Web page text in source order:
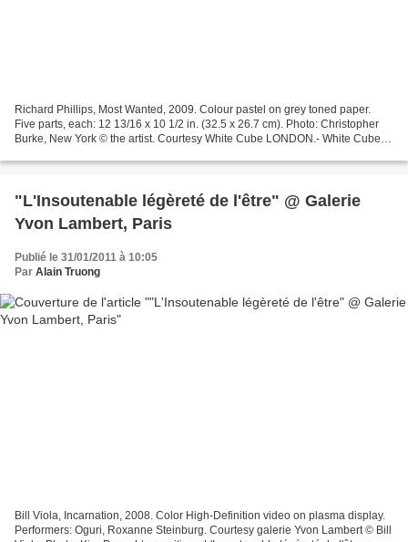
Richard Phillips, Most Wanted, 2009. Colour pastel on grey toned paper.
Five parts, each: 12 13/16 x 10 1/2 in. (32.5 x 26.7 cm). Photo: Christopher
Burke, New York © the artist. Courtesy White Cube LONDON.- White Cube
"L'Insoutenable légèreté de l'être" @ Galerie
Yvon Lambert, Paris
Publié le 31/01/2011 à 10:05
Par Alain Truong
Bill Viola, Incarnation, 2008. Color High-Definition video on plasma display.
Performers: Oguri, Roxanne Steinburg. Courtesy galerie Yvon Lambert © Bill